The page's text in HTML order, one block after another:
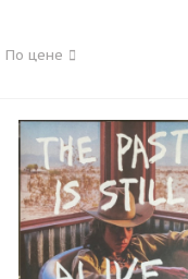
По цене